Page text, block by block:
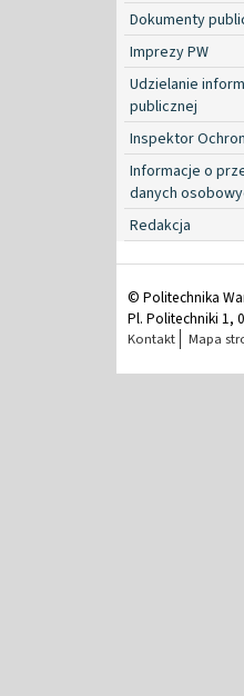
Dokumenty
Imprezy PW
Udzielanie
publicznej
Inspektor
Informacje o
danych
Redakcja
© Politechnika
Pl. Politechniki 1,
Kontakt Mapa